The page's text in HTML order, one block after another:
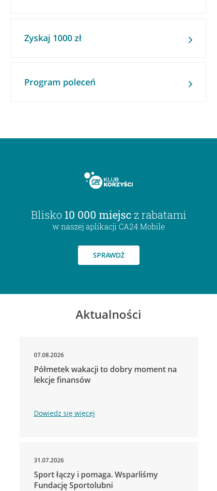
Zyskaj 1000 zł
Program poleceń
Blisko 10 000 miejsc z rabatami
w naszej aplikacji CA24 Mobile
SPRAWDŹ
Aktualności
07.08.2026
Półmetek wakacji to dobry moment na
lekcje finansów
Dowiedz się więcej
31.07.2026
Sport łączy i pomaga. Wsparliśmy
Fundację Sportolubni